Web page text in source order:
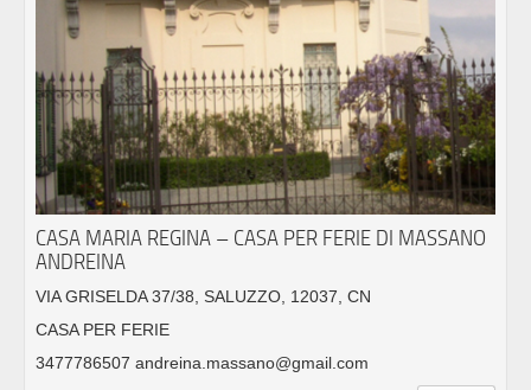
CASA MARIA REGINA – CASA PER FERIE DI MASSANO
ANDREINA
VIA GRISELDA 37/38, SALUZZO, 12037, CN
CASA PER FERIE
3477786507 andreina.massano@gmail.com